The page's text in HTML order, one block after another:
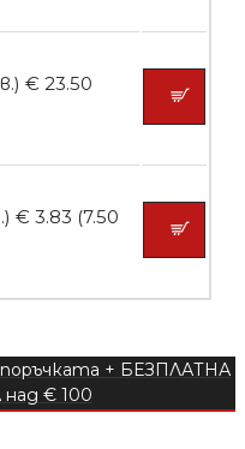
БЕЗПЛАТНО
€ 23.50
€ 3.83 (7.50
+ БЕЗПЛАТНА
€ 100